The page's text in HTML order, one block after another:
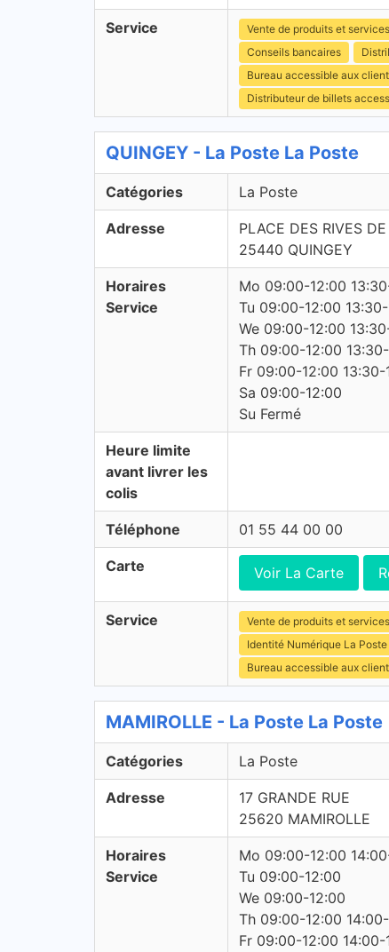
Service Vente de produits et
Conseils bancaires
Bureau accessible aux
Distributeur de billets
QUINGEY - La Poste La Poste
Catégories La Poste
Adresse
PLACE DES RIVES
25440 QUINGEY
Horaires
Service
Mo 09:00-12:00
Tu 09:00-12:00
We 09:00-12:00
Th 09:00-12:00
Fr 09:00-12:00 13:30-
Sa 09:00-12:00
Su Fermé
Heure limite
avant livrer les
colis
Téléphone 01 55 44 00 00
Carte Voir La Carte
Service Vente de produits et
Identité Numérique La Poste
Bureau accessible aux
MAMIROLLE - La Poste La Poste
Catégories La Poste
Adresse
17 GRANDE RUE
25620 MAMIROLLE
Horaires
Service
Mo 09:00-12:00
Tu 09:00-12:00
We 09:00-12:00
Th 09:00-12:00
Fr 09:00-12:00 14:00-